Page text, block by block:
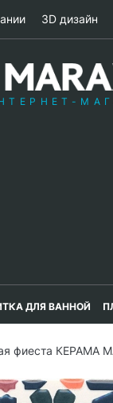
3D дизайн
ДЛЯ ВАННОЙ
фиеста КЕРАМА